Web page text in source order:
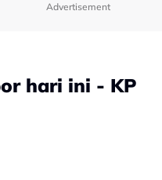
Advertisement
hari ini - KP